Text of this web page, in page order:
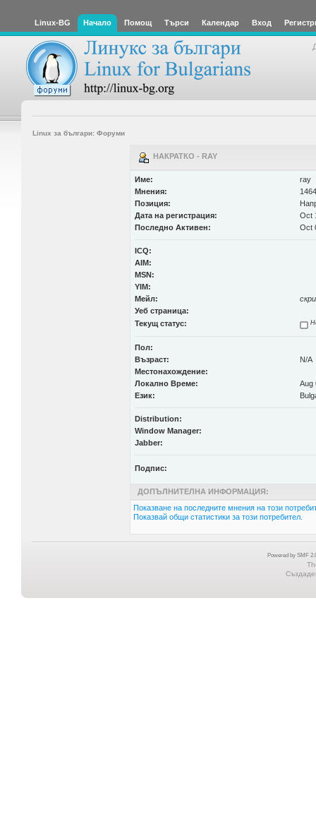
Linux-BG Начало Помощ Търси Календар Вход
Linux за българи: Форуми
НАКРАТКО - RAY
Име:
ray
Мнения:
Позиция:
Дата на регистрация:
Oct
Последно Активен:
Oct
ICQ:
AIM:
MSN:
YIM:
Мейл:
Уеб страница:
Текущ статус:
Пол:
Възраст:
N/A
Местонахождение:
Локално Време:
Aug
Език:
Distribution:
Window Manager:
Jabber:
Подпис:
ДОПЪЛНИТЕЛНА ИНФОРМАЦИЯ:
Показване на последните мнения на този
Показвай общи статистики за този потребител.
Powered by SMF